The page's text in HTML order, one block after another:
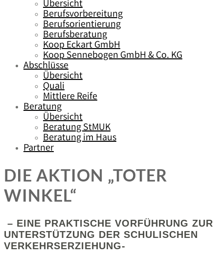
Übersicht
Berufsvorbereitung
Berufsorientierung
Berufsberatung
Koop Eckart GmbH
Koop Sennebogen GmbH & Co. KG
Abschlüsse
Übersicht
Quali
Mittlere Reife
Beratung
Übersicht
Beratung StMUK
Beratung im Haus
Partner
DIE AKTION „TOTER
WINKEL“
– EINE PRAKTISCHE VORFÜHRUNG ZUR
UNTERSTÜTZUNG DER SCHULISCHEN
VERKEHRSERZIEHUNG-